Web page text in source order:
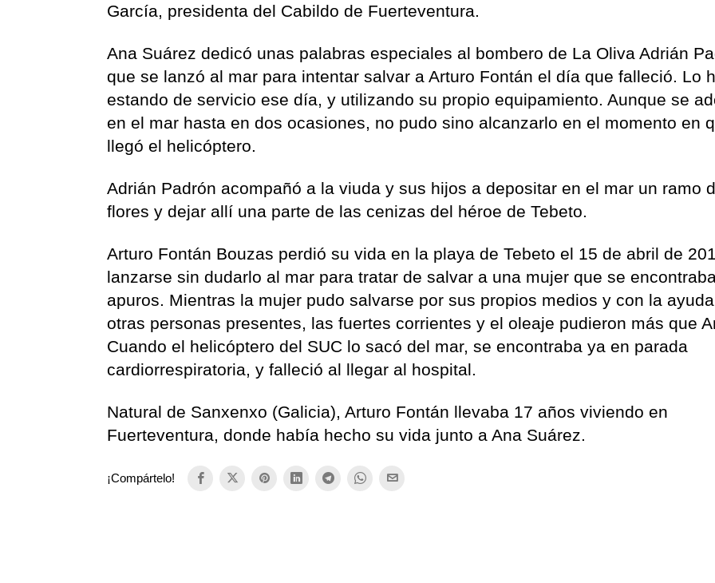
García, presidenta del Cabildo de Fuerteventura.
Ana Suárez dedicó unas palabras especiales al bombero de La Oliva Adrián
que se lanzó al mar para intentar salvar a Arturo Fontán el día que falleció. Lo
estando de servicio ese día, y utilizando su propio equipamiento. Aunque se
en el mar hasta en dos ocasiones, no pudo sino alcanzarlo en el momento en
llegó el helicóptero.
Adrián Padrón acompañó a la viuda y sus hijos a depositar en el mar un ramo
flores y dejar allí una parte de las cenizas del héroe de Tebeto.
Arturo Fontán Bouzas perdió su vida en la playa de Tebeto el 15 de abril de
lanzarse sin dudarlo al mar para tratar de salvar a una mujer que se
apuros. Mientras la mujer pudo salvarse por sus propios medios y con la
otras personas presentes, las fuertes corrientes y el oleaje pudieron más que
Cuando el helicóptero del SUC lo sacó del mar, se encontraba ya en parada
cardiorrespiratoria, y falleció al llegar al hospital.
Natural de Sanxenxo (Galicia), Arturo Fontán llevaba 17 años viviendo en
Fuerteventura, donde había hecho su vida junto a Ana Suárez.
¡Compártelo!